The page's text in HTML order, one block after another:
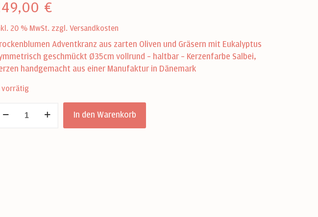
€
20 % MwSt. zzgl. Versandkosten
Adventkranz aus zarten Oliven und Gräsern mit Eukalyptus
geschmückt Ø35cm vollrund – haltbar – Kerzenfarbe Salbei,
handgemacht aus einer Manufaktur in Dänemark
vorrätig
In den Warenkorb